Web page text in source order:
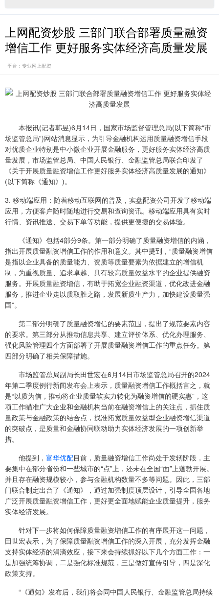
上网配资炒股 三部门联合部署质量融资
增信工作 更好服务实体经济高质量发展
平台：专业网上配资
本报讯(记者韩昱)6月14日，国家市场监督管理总局(以下简称“市
场监管总局”)网站消息显示，为引导金融机构运用质量融资增信手段
对优质企业特别是中小微企业开展金融服务，更好服务实体经济高质
量发展，市场监管总局、中国人民银行、金融监管总局联合印发了
《关于开展质量融资增信工作更好服务实体经济高质量发展的通知》
(以下简称《通知》)。
3. 移动端应用：随着移动互联网的普及，实盘配资公司开发了移动端
应用，方便客户随时随地进行交易和查询资讯。移动端应用具有实时
行情、资讯推送、交易下单等功能，提供更便捷的交易体验。
《通知》包括4部分9条。第一部分明确了质量融资增信的内涵，
指出开展质量融资增信工作的作用和意义。其中提到，“质量融资增信
是指以企业具备的质量能力、资质等质量要素为依据建立的增信机
制，为重视质量、追求卓越、具有较高质量效益水平的企业提供融资
服务。开展质量融资增信，有助于拓宽企业融资渠道，优化改进金融
服务，推进企业走以质取胜之路，发展新质生产力，加快建设质量强
国”。
第二部分明确了质量融资增信的要素范围，提出了规范要素内容
的要求。第三部分从推动信息共享、建立评价体系、优化办理服务、
强化风险管理四个方面部署了开展质量融资增信工作的重点任务。第
四部分明确了相关保障措施。
市场监管总局副局长田世宏在6月14日市场监管总局召开的2024
年第二季度例行新闻发布会上表示，质量融资增信工作概括言之，就
是“以质为信，推动将企业质量软实力转化为融资增信的硬实惠”，这
项工作瞄准广大企业和金融机构当前在融资增信上的关注点，抓住质
量政策与金融政策的结合点，找准拓宽质量效益型企业融资增信渠道
的突破点，是质量和金融协同联动助力实体经济发展的一项创新举
措。
他提到， 富华优配目前，质量融资增信工作尚处于发轫阶段，主
要集中在部分省份和一些城市的“点”上，还未在全国“面”上蓬勃开展。
并且存在融资规模较小，参与金融机构数量不多等问题。因此，三部
门联合制定出台了《通知》，通过加强制度顶层设计，引导全国各地
广泛开展质量融资增信工作，更好更全面地赋能企业质量提升，服务
实体经济发展。
针对下一步将如何保障质量融资增信工作的有序展开这一问题，
田世宏表示，为了保障质量融资增信工作的深入开展，充分发挥金融
支持实体经济的涓滴效应，接下来会持续抓好以下几个方面工作：一
是加强统筹协调，二是强化标准规范，三是做好宣传引导，四是深化
政策支持。
“《通知》发布后，我们将会同中国人民银行、金融监管总局持续